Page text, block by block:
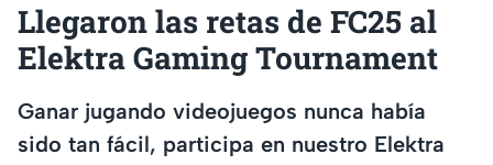
Llegaron las retas de FC25 al
Elektra Gaming Tournament
Ganar jugando videojuegos nunca había
sido tan fácil, participa en nuestro Elektra